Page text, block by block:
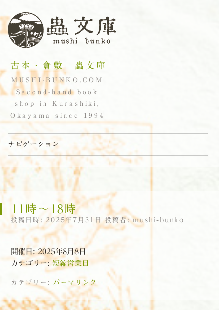
古本・倉敷 蟲文庫
MUSHI-BUNKO.COM
Second-hand book
shop in Kurashiki,
Okayama since 1994
ナビゲーション
コンテンツへスキップ
11時〜18時
投稿日時: 2025年7月31日 投稿者:mushi-bunko
開催日: 2025年8月8日
カテゴリー: 短縮営業日
カテゴリー: パーマリンク